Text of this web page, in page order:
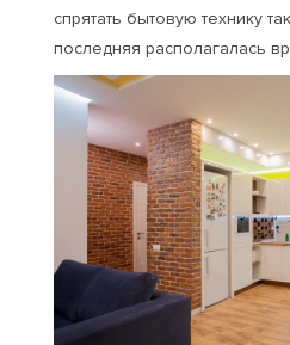
спрятать бытовую технику
последняя располагалась